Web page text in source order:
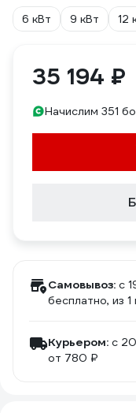
6 кВт
9 кВт 12
35 194 ₽
Начислим 351
Самовывоз: c
бесплатно, из
Курьером: c 20
от 780 ₽